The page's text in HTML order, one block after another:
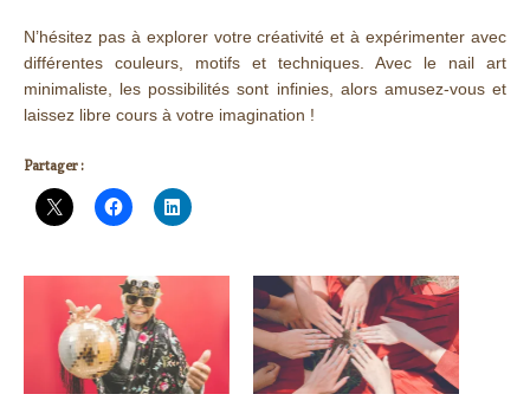
N’hésitez pas à explorer votre créativité et à expérimenter avec
différentes couleurs, motifs et techniques. Avec le nail art
minimaliste, les possibilités sont infinies, alors amusez-vous et
laissez libre cours à votre imagination !
Partager :